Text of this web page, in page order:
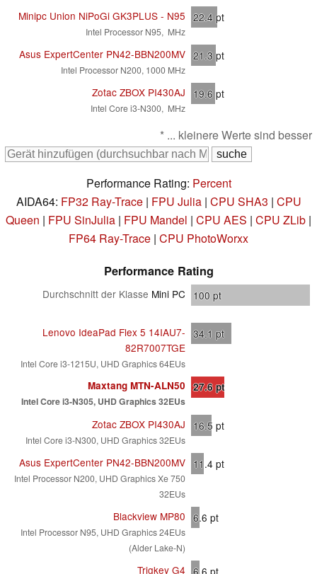
Minipc Union NiPoGi GK3PLUS - N95
Intel Processor N95, MHz
22.4 pt
Asus ExpertCenter PN42-BBN200MV
Intel Processor N200, 1000 MHz
21.3 pt
Zotac ZBOX PI430AJ
Intel Core i3-N300, MHz
19.6 pt
* ... kleinere Werte sind besser
Performance Rating: Percent
AIDA64: FP32 Ray-Trace| FPU Julia| CPU SHA3 | CPU
Queen | FPU SinJulia | FPU Mandel | CPU AES | CPU ZLib |
FP64 Ray-Trace | CPU PhotoWorxx
Performance Rating
Durchschnitt der Klasse Mini PC 100 pt
Lenovo IdeaPad Flex 5 14IAU7-
82R7007TGE
Intel Core i3-1215U, UHD Graphics 64EUs
34.1 pt
Maxtang MTN-ALN50
Intel Core i3-N305, UHD Graphics 32EUs
27.6pt
Zotac ZBOX PI430AJ
Intel Core i3-N300, UHD Graphics 32EUs
16.5 pt
Asus ExpertCenter PN42-BBN200MV
Intel Processor N200, UHD Graphics Xe 750
32EUs
11.4 pt
Blackview MP80
Intel Processor N95, UHD Graphics 24EUs
(Alder Lake-N)
6.6 pt
Trigkey G4 6.6 pt